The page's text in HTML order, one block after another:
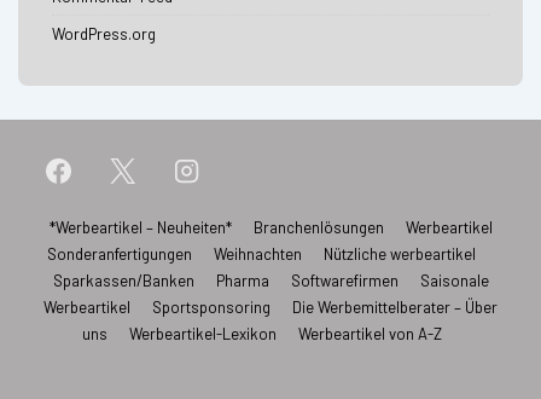
WordPress.org
Footer-
Menü
*Werbeartikel – Neuheiten* Branchenlösungen
Werbeartikel
Sonderanfertigungen
Weihnachten
Nützliche werbeartikel
Sparkassen/Banken
Pharma Softwarefirmen
Saisonale
Werbeartikel
Sportsponsoring
Die Werbemittelberater – Über
uns
Werbeartikel-Lexikon Werbeartikel von A-Z